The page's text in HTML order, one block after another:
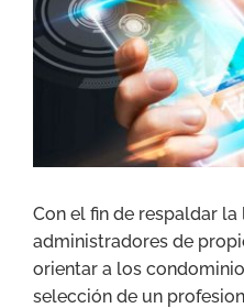
Prensa
Contáctanos
Image
Con el fin de respaldar
administradores de
orientar a los
selección de un